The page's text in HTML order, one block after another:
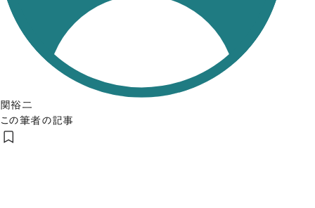
関裕二
この筆者の記事